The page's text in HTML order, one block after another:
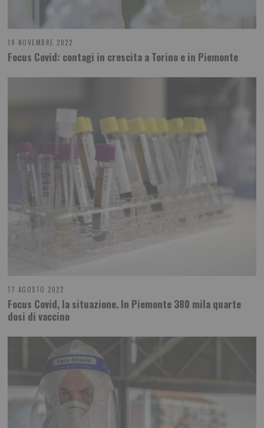
19 NOVEMBRE 2022
Focus Covid: contagi in crescita a Torino e in Piemonte
17 AGOSTO 2022
Focus Covid, la situazione. In Piemonte 380 mila quarte
dosi di vaccino